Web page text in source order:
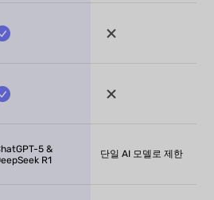
5 &
R1
단일 AI 모델로 제한